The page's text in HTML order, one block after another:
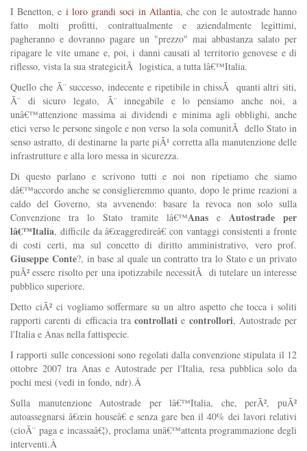
I Benetton, e i loro grandi soci in Atlantia, che con le autostrade hanno
fatto molti profitti, contrattualmente e aziendalmente legittimi,
pagheranno e dovranno pagare un "prezzo" mai abbastanza salato per
ripagare le vite umane e, poi, i danni causati al territorio genovese e di
riflesso, vista la sua strategicitÃ logistica, a tutta lâ€™Italia.
Quello che Ã¨ successo, indecente e ripetibile in chissÃ quanti altri siti,
Ã¨ di sicuro legato, Ã¨ innegabile e lo pensiamo anche noi, a
unâ€™attenzione massima ai dividendi e minima agli obblighi, anche
etici verso le persone singole e non verso la sola comunitÃ dello Stato in
senso astratto, di destinarne la parte piÃ¹ corretta alla manutenzione delle
infrastrutture e alla loro messa in sicurezza.
Di questo parlano e scrivono tutti e noi non ripetiamo che siamo
dâ€™accordo anche se consiglieremmo quanto, dopo le prime reazioni a
caldo del Governo, sta avvenendo: basare la revoca non solo sulla
Convenzione tra lo Stato tramite lâ€™Anas e Autostrade per
lâ€™Italia, difficile da â€œaggredireâ€ con vantaggi consistenti a fronte
di costi certi, ma sul concetto di diritto amministrativo, vero prof.
Giuseppe Conte?, in base al quale un contratto tra lo Stato e un privato
puÃ² essere risolto per una ipotizzabile necessitÃ di tutelare un interesse
pubblico superiore.
Detto ciÃ² ci vogliamo soffermare su un altro aspetto che tocca i soliti
rapporti carenti di efficacia tracontrollati e controllori, Autostrade per
l'Italia e Anas nella fattispecie.
I rapporti sulle concessioni sono regolati dalla convenzione stipulata il 12
ottobre 2007 tra Anas e Autostrade per l'Italia, resa pubblica solo da
pochi mesi (vedi in fondo, ndr).Â
Sulla manutenzione Autostrade per lâ€™Italia, che, perÃ², puÃ²
autoassegnarsi â€œin houseâ€ e senza gare ben il 40% dei lavori relativi
(cioÃ¨ paga e incassaâ€¦), proclama unâ€™attenta programmazione degli
interventi.Â